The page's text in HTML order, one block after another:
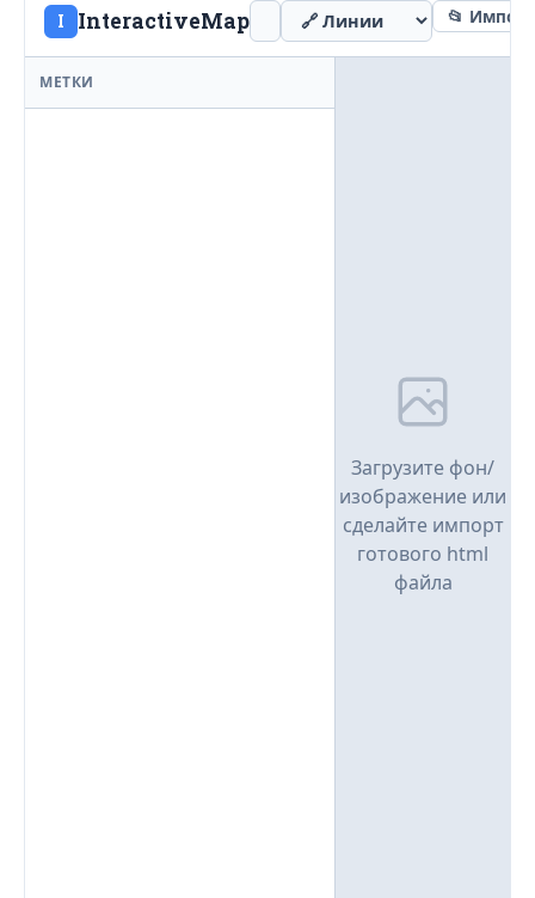
I InteractiveMap 📂
МЕТКИ
Загрузите фон/
изображение или
сделайте импорт
готового html
файла